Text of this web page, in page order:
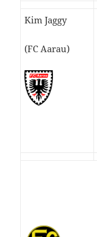
Kim Jaggy
(FC Aarau)